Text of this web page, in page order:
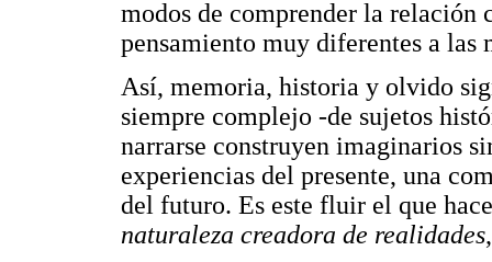
modos de comprender la relación
pensamiento muy diferentes a las
Así, memoria, historia y olvido
siempre complejo -de sujetos
narrarse construyen imaginarios
experiencias del presente, una
del futuro. Es este fluir el que
naturaleza creadora de realidades